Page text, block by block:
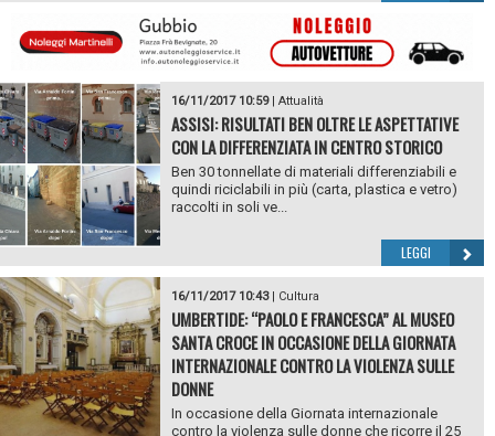
16/11/2017 10:59| Attualità
ASSISI: RISULTATI BEN OLTRE LE ASPETTATIVE
CON LA DIFFERENZIATA IN CENTRO STORICO
Ben 30 tonnellate di materiali differenziabili e
quindi riciclabili in più (carta, plastica e vetro)
raccolti in soli ve...
LEGGI
16/11/2017 10:43| Cultura
UMBERTIDE: “PAOLO E FRANCESCA” AL MUSEO
SANTA CROCE IN OCCASIONE DELLA GIORNATA
INTERNAZIONALE CONTRO LA VIOLENZA SULLE
DONNE
In occasione della Giornata internazionale
contro la violenza sulle donne che ricorre il 25